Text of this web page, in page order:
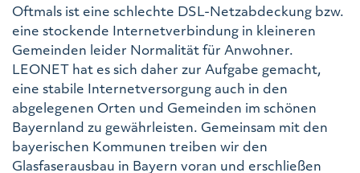
Oftmals ist eine schlechte DSL-Netzabdeckung bzw.
eine stockende Internetverbindung in kleineren
Gemeinden leider Normalität für Anwohner.
LEONET hat es sich daher zur Aufgabe gemacht,
eine stabile Internetversorgung auch in den
abgelegenen Orten und Gemeinden im schönen
Bayernland zu gewährleisten. Gemeinsam mit den
bayerischen Kommunen treiben wir den
Glasfaserausbau in Bayern voran und erschließen